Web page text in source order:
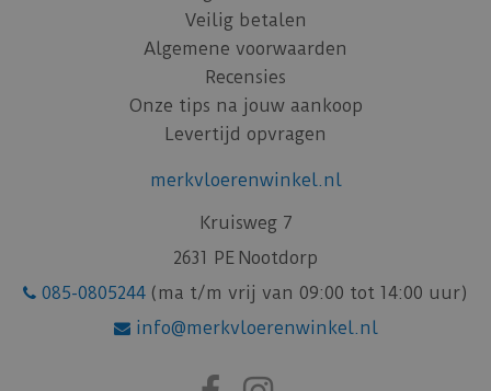
Veilig betalen
Algemene voorwaarden
Recensies
Onze tips na jouw aankoop
Levertijd opvragen
merkvloerenwinkel.nl
Kruisweg 7
2631 PE Nootdorp
085-0805244 (ma t/m vrij van 09:00 tot 14:00 uur)
info@merkvloerenwinkel.nl